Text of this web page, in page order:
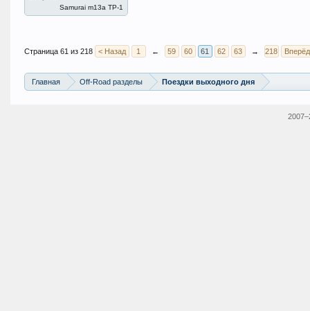
Samurai m13a ТР-1
Страница 61 из 218 < Назад 1 ← 59 60 61 62 63 → 218
Главная Off-Road разделы Поездки выходного дня
2007–